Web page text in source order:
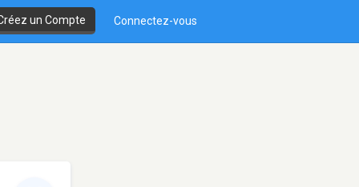
un Compte Connectez-vous